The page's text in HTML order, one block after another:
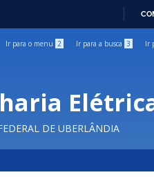
Ir para o menu 2 Ir para a busca 3 Ir
DE UBERLÂNDIA